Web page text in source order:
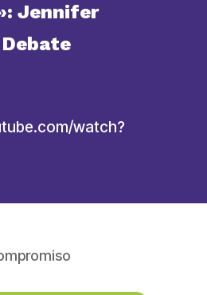
Jennifer
watch?